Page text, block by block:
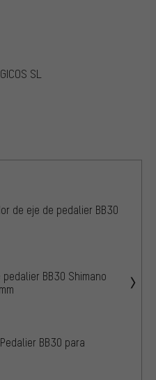
SL
de eje de pedalier BB30
pedalier BB30 Shimano
BB30 para